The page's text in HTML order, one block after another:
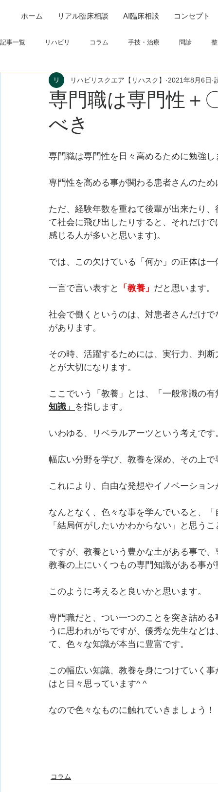
ホーム リアル臨床相談 AI臨床相談 コンセプト
記事一覧 リハビリ コラム 手技・治療 問診
制度関連 学会・研究関連 高次脳機能障害
フィジカルアセスメント
専門職は専門性＋
べき
リハビリスクエア【リハスク】 2021年8月6日
専門職は専門性を日々高めるために勉強し
専門性を高める事が関わる患者さんのた
ただ、経験年数を重ねて後輩が出来たり
て社会に飛び出したりすると、それだけ
感じる人が多いと思います)。
では、この欠けている「何か」の正体は一
一言で言い表すと 「教養」 だと思います。
社会で働くというのは、対患者さんだけ
があります。
その時、活躍するためには、実行力、判
とが大切になります。
ここでいう「教養」とは、「一般常識の
知識」 を指します。
いわゆる、リベラルアーツという考えです
幅広い分野を学び、教養を深め、その上
これにより、自由な発想やイノベーショ
なんとなく、色々な事を学んでいると、
「結局何がしたいかわからない」と思う
ですが、教養という豊かな土がある事で
教養の上にいくつもの専門知識がある事が
このように考えると良いかと思います。
専門職だと、つい一つのことを突き詰め
うに思われがちですが、優秀な先生など
て、色々な知識が本当に豊富です。
この幅広い知識、教養を身につけていく
はと日々思っています^ ^
なので色々なものに触れていきましょう！
コラム